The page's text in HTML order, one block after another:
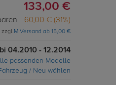
133,00 €
60,00 € (31%)
zzgl.M Versand ab 15,00 €
04.2010 - 12.2014
passenden Modelle
/ Neu wählen